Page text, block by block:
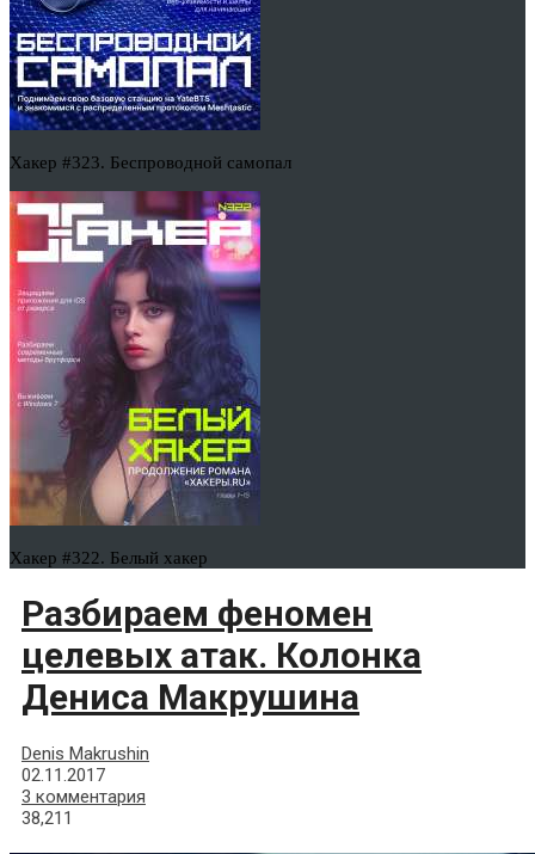
Хакер #323. Беспроводной самопал
Хакер #322. Белый хакер
Разбираем феномен
целевых атак. Колонка
Дениса Макрушина
Denis Makrushin
02.11.2017
3 комментария
38,211